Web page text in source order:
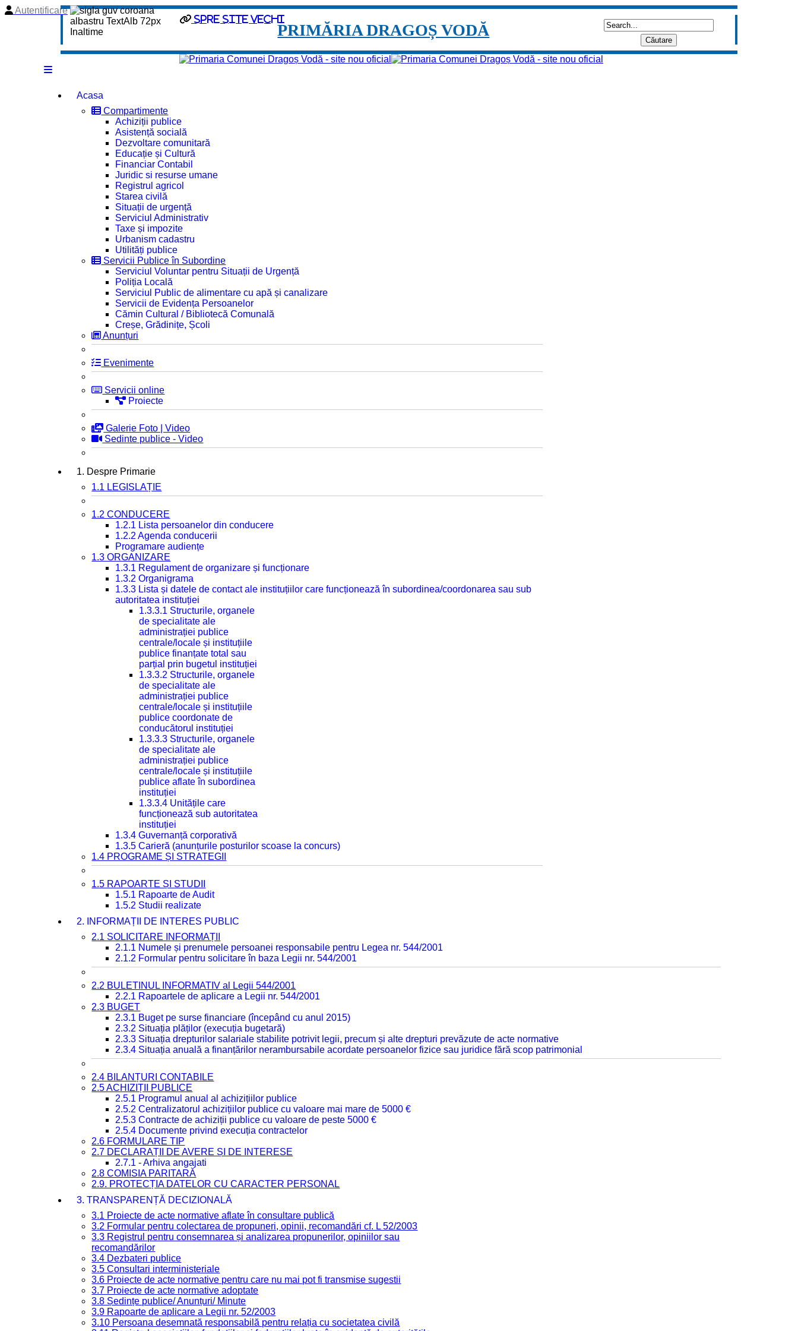
spre site vechi
Autentificare
PRIMĂRIA DRAGOȘ VODĂ
Acasa
Compartimente
Achiziții publice
Asistență socială
Dezvoltare comunitară
Educație și Cultură
Financiar Contabil
Juridic si resurse umane
Registrul agricol
Starea civilă
Situații de urgență
Serviciul Administrativ
Taxe și impozite
Urbanism cadastru
Utilități publice
Servicii Publice în Subordine
Serviciul Voluntar pentru Situații de Urgență
Poliția Locală
Serviciul Public de alimentare cu apă și canalizare
Servicii de Evidența Persoanelor
Cămin Cultural / Bibliotecă Comunală
Creșe, Grădinițe, Școli
Anunțuri
Evenimente
Servicii online
Proiecte
Galerie Foto | Video
Sedinte publice - Video
1. Despre Primarie
1.1 LEGISLAȚIE
1.2 CONDUCERE
1.2.1 Lista persoanelor din conducere
1.2.2 Agenda conducerii
Programare audiențe
1.3 ORGANIZARE
1.3.1 Regulament de organizare și funcționare
1.3.2 Organigrama
1.3.3 Lista și datele de contact ale instituțiilor care funcționează în subordinea/coordonarea sau sub
autoritatea instituției
1.3.3.1 Structurile, organele
de specialitate ale
administrației publice
centrale/locale și instituțiile
publice finanțate total sau
parțial prin bugetul instituției
1.3.3.2 Structurile, organele
de specialitate ale
administrației publice
centrale/locale și instituțiile
publice coordonate de
conducătorul instituției
1.3.3.3 Structurile, organele
de specialitate ale
administrației publice
centrale/locale și instituțiile
publice aflate în subordinea
instituției
1.3.3.4 Unitățile care
funcționează sub autoritatea
instituției
1.3.4 Guvernanță corporativă
1.3.5 Carieră (anunțurile posturilor scoase la concurs)
1.4 PROGRAME ȘI STRATEGII
1.5 RAPOARTE ȘI STUDII
1.5.1 Rapoarte de Audit
1.5.2 Studii realizate
2. INFORMAȚII DE INTERES PUBLIC
2.1 SOLICITARE INFORMAȚII
2.1.1 Numele și prenumele persoanei responsabile pentru Legea nr. 544/2001
2.1.2 Formular pentru solicitare în baza Legii nr. 544/2001
2.2 BULETINUL INFORMATIV al Legii 544/2001
2.2.1 Rapoartele de aplicare a Legii nr. 544/2001
2.3 BUGET
2.3.1 Buget pe surse financiare (începând cu anul 2015)
2.3.2 Situația plăților (execuția bugetară)
2.3.3 Situația drepturilor salariale stabilite potrivit legii, precum și alte drepturi prevăzute de acte normative
2.3.4 Situația anuală a finanțărilor nerambursabile acordate persoanelor fizice sau juridice fără scop patrimonial
2.4 BILANȚURI CONTABILE
2.5 ACHIZIȚII PUBLICE
2.5.1 Programul anual al achizițiilor publice
2.5.2 Centralizatorul achizițiilor publice cu valoare mai mare de 5000 €
2.5.3 Contracte de achiziții publice cu valoare de peste 5000 €
2.5.4 Documente privind execuția contractelor
2.6 FORMULARE TIP
2.7 DECLARAȚII DE AVERE ȘI DE INTERESE
2.7.1 - Arhiva angajati
2.8 COMISIA PARITARĂ
2.9. PROTECȚIA DATELOR CU CARACTER PERSONAL
3. TRANSPARENȚĂ DECIZIONALĂ
3.1 Proiecte de acte normative aflate în consultare publică
3.2 Formular pentru colectarea de propuneri, opinii, recomandări cf. L 52/2003
3.3 Registrul pentru consemnarea și analizarea propunerilor, opiniilor sau
recomandărilor
3.4 Dezbateri publice
3.5 Consultari interministeriale
3.6 Proiecte de acte normative pentru care nu mai pot fi transmise sugestii
3.7 Proiecte de acte normative adoptate
3.8 Ședințe publice/ Anunțuri/ Minute
3.9 Rapoarte de aplicare a Legii nr. 52/2003
3.10 Persoana desemnată responsabilă pentru relația cu societatea civilă